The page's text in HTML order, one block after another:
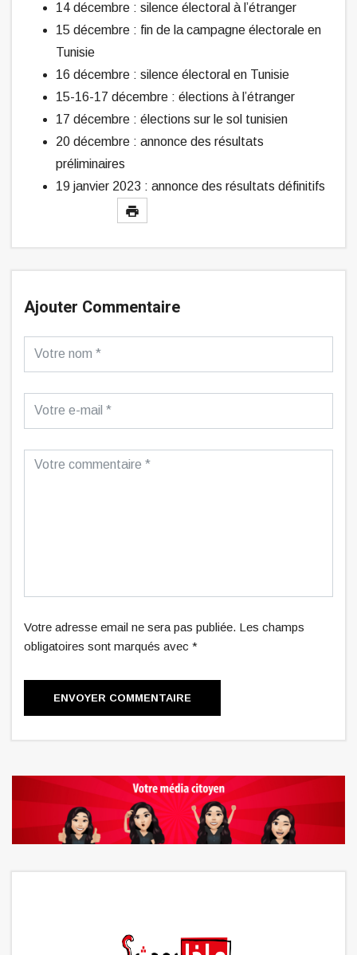
14 décembre : silence électoral à l’étranger
15 décembre : fin de la campagne électorale en
Tunisie
16 décembre : silence électoral en Tunisie
15-16-17 décembre : élections à l’étranger
17 décembre : élections sur le sol tunisien
20 décembre : annonce des résultats
préliminaires
19 janvier 2023 : annonce des résultats définitifs
Ajouter Commentaire
Votre adresse email ne sera pas publiée. Les champs
obligatoires sont marqués avec *
ENVOYER COMMENTAIRE